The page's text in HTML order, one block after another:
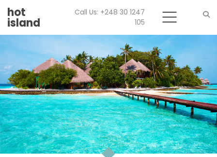
hot
island
Call Us: +248 30 1247
105
Search